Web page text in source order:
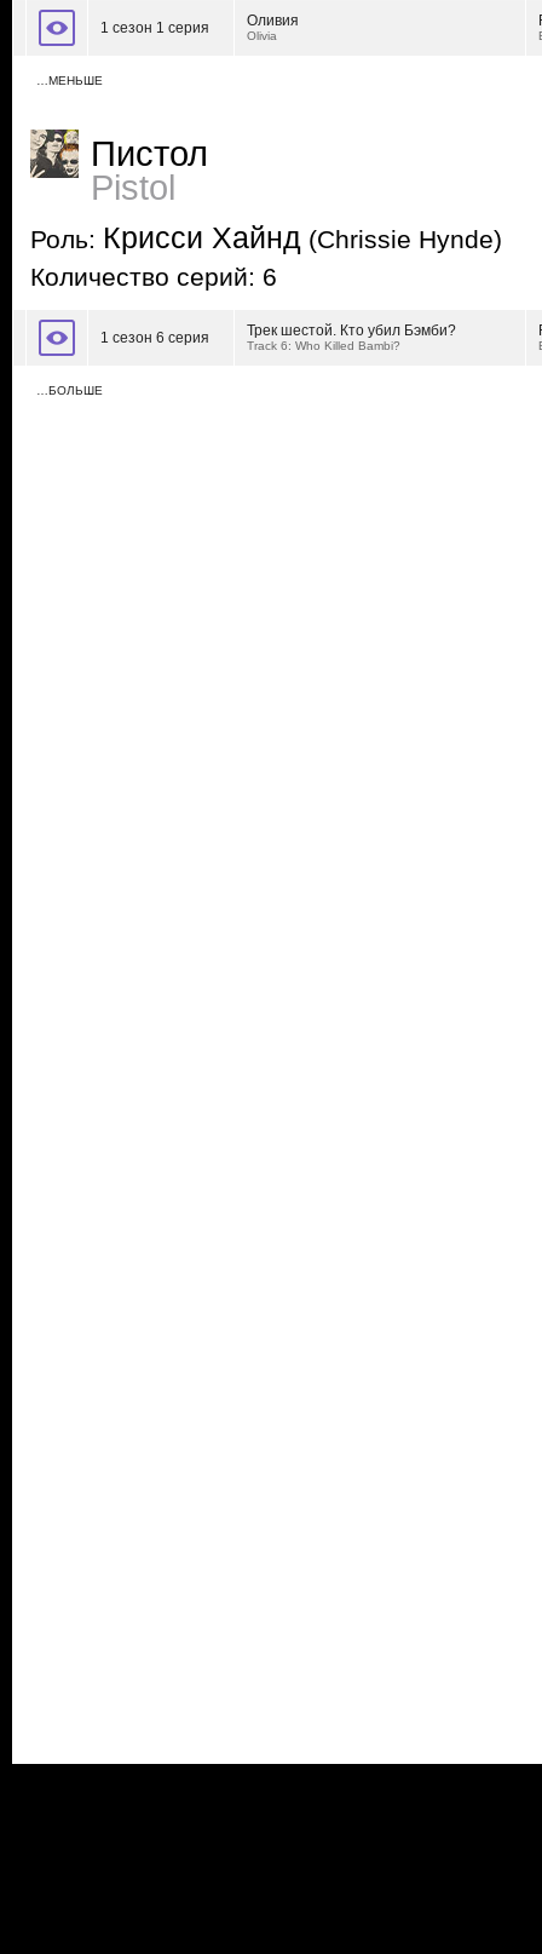
1 сезон 1 серия Оливия
Olivia
…МЕНЬШЕ
Пистол
Pistol
Роль: Крисси Хайнд (Chrissie Hynde)
Количество серий: 6
1 сезон 6 серия Трек шестой. Кто убил Бэмби?
Track 6: Who Killed Bambi?
…БОЛЬШЕ